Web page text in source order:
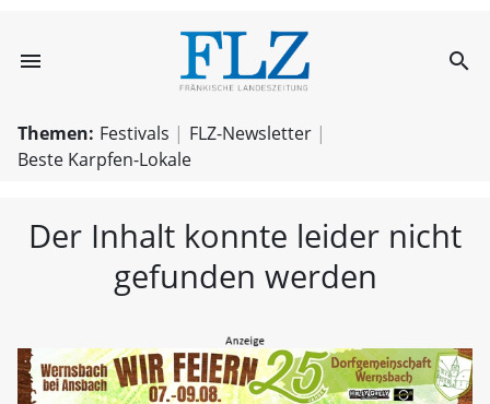
menu FLZ – search
Themen: Festivals
FLZ-Newsletter
Beste Karpfen-Lokale
Der Inhalt konnte leider nicht
gefunden werden